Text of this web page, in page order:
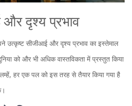
दृश्य प्रभाव
उत्कृष्ट सीजीआई और दृश्य प्रभाव का इस्तेमाल
को और भी अधिक वास्तविकता में प्रस्तुत किया
हर एक पल को इस तरह से तैयार किया गया है